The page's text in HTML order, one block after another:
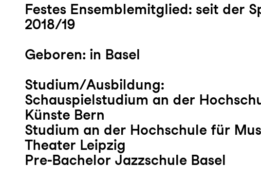
Festes Ensemblemitglied: seit der
2018/19
Geboren: in Basel
Studium/Ausbildung:
Schauspielstudium an der
Künste Bern
Studium an der Hochschule für
Theater Leipzig
Pre-Bachelor Jazzschule Basel